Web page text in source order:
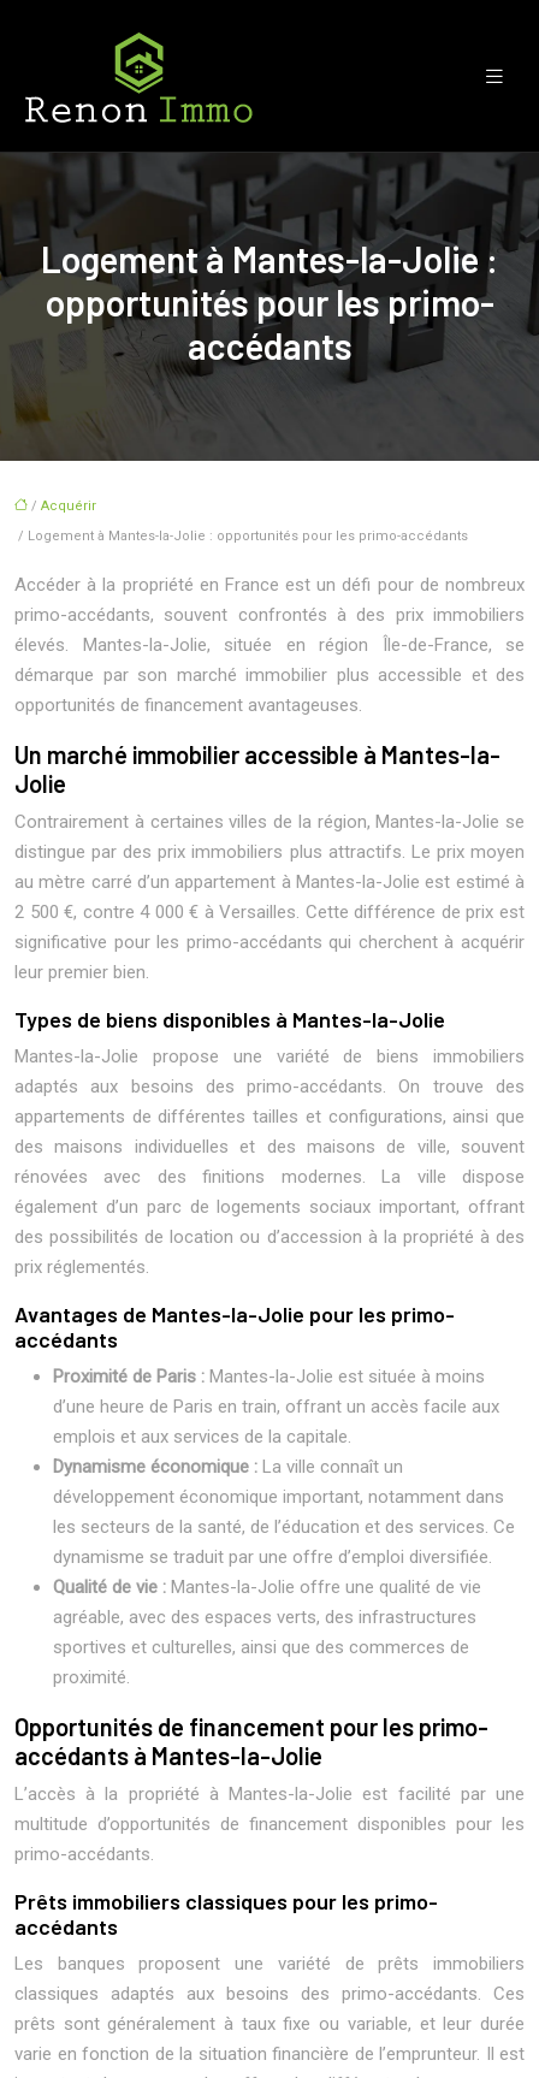
Logement à Mantes-la-Jolie :
opportunités pour les primo-
accédants
/ Acquérir
/ Logement à Mantes-la-Jolie : opportunités pour les primo-accédants
Accéder à la propriété en France est un défi pour de nombreux
primo-accédants, souvent confrontés à des prix immobiliers
élevés. Mantes-la-Jolie, située en région Île-de-France, se
démarque par son marché immobilier plus accessible et des
opportunités de financement avantageuses.
Un marché immobilier accessible à Mantes-la-
Jolie
Contrairement à certaines villes de la région, Mantes-la-Jolie se
distingue par des prix immobiliers plus attractifs. Le prix moyen
au mètre carré d’un appartement à Mantes-la-Jolie est estimé à
2 500 €, contre 4 000 € à Versailles. Cette différence de prix est
significative pour les primo-accédants qui cherchent à acquérir
leur premier bien.
Types de biens disponibles à Mantes-la-Jolie
Mantes-la-Jolie propose une variété de biens immobiliers
adaptés aux besoins des primo-accédants. On trouve des
appartements de différentes tailles et configurations, ainsi que
des maisons individuelles et des maisons de ville, souvent
rénovées avec des finitions modernes. La ville dispose
également d’un parc de logements sociaux important, offrant
des possibilités de location ou d’accession à la propriété à des
prix réglementés.
Avantages de Mantes-la-Jolie pour les primo-
accédants
Proximité de Paris : Mantes-la-Jolie est située à moins
d’une heure de Paris en train, offrant un accès facile aux
emplois et aux services de la capitale.
Dynamisme économique : La ville connaît un
développement économique important, notamment dans
les secteurs de la santé, de l’éducation et des services. Ce
dynamisme se traduit par une offre d’emploi diversifiée.
Qualité de vie : Mantes-la-Jolie offre une qualité de vie
agréable, avec des espaces verts, des infrastructures
sportives et culturelles, ainsi que des commerces de
proximité.
Opportunités de financement pour les primo-
accédants à Mantes-la-Jolie
L’accès à la propriété à Mantes-la-Jolie est facilité par une
multitude d’opportunités de financement disponibles pour les
primo-accédants.
Prêts immobiliers classiques pour les primo-
accédants
Les banques proposent une variété de prêts immobiliers
classiques adaptés aux besoins des primo-accédants. Ces
prêts sont généralement à taux fixe ou variable, et leur durée
varie en fonction de la situation financière de l’emprunteur. Il est